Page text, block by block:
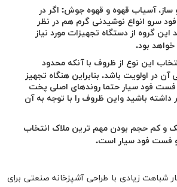
ساز، آسیاب قهوه و قهوه جوش: اگر در
سرو انواع نوشیدنی گرم هم در نظر
گروه از دستگاه تجهیزات مورد نیاز
بود.
این نوع از ظروف با آنکه محدود
آن در اولویت باشد. بنابراین هنگاه تجهیز
فست فود سیار حتما روند‌های اصلی پخت
داشته باشید واین ظروف را با توجه به آن
و کم حجم بودن مهم ترین ملاک انتخاب
فست فود سیار است.
شباهت زیادی با طراحی آشپزخانه صنعتی برای